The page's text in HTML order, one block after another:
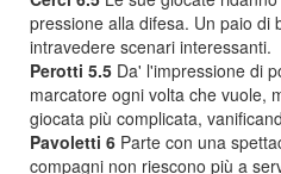
pressione alla difesa. Un paio di
intravedere scenari interessanti.
Perotti 5.5 Da' l'impressione di
marcatore ogni volta che vuole,
giocata più complicata,
Pavoletti 6 Parte con una
compagni non riescono più a